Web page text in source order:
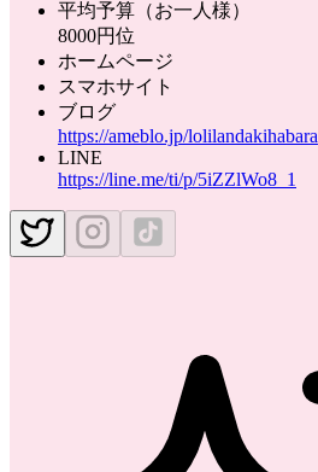
平均予算（お一人様）
8000円位
ホームページ
スマホサイト
ブログ
https://ameblo.jp/lolilandakihabara
LINE
https://line.me/ti/p/5iZZlWo8_1